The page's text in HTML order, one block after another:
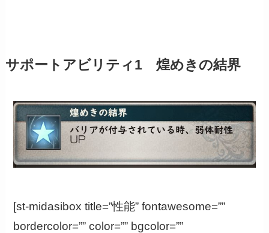
サポートアビリティ1 煌めきの結界
[st-midasibox title=”性能” fontawesome=””
bordercolor=”” color=”” bgcolor=””